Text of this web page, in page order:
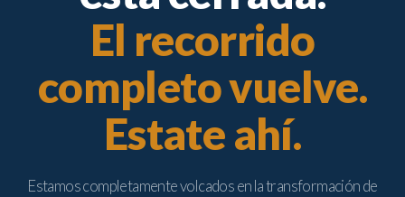
El recorrido
completo vuelve.
Estate ahí.
Estamos completamente volcados en la transformación de